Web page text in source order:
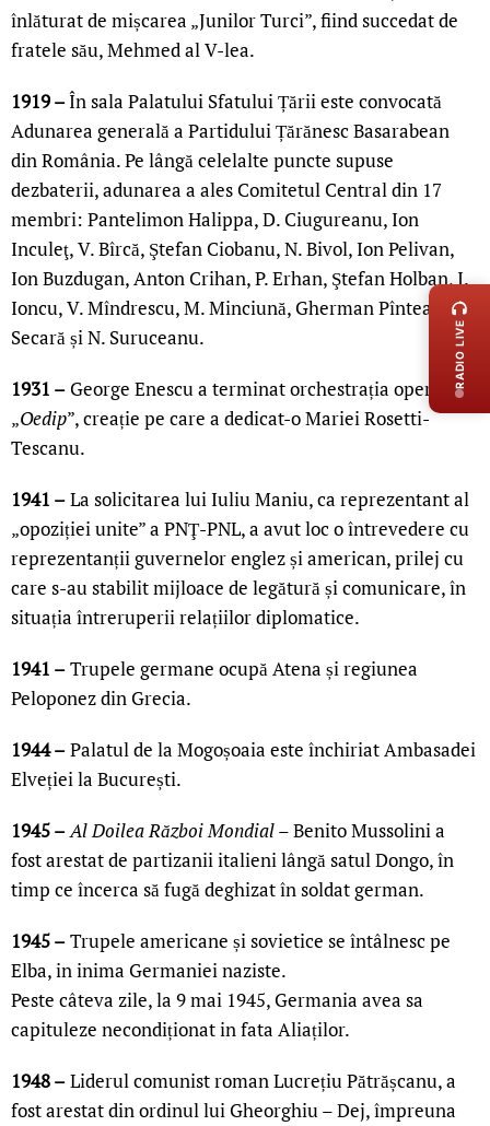
înlăturat de mișcarea „Junilor Turci”, fiind succedat de
fratele său, Mehmed al V-lea.
1919 –În sala Palatului Sfatului Țării este convocată
Adunarea generală a Partidului Țărănesc Basarabean
din România. Pe lângă celelalte puncte supuse
dezbaterii, adunarea a ales Comitetul Central din 17
membri: Pantelimon Halippa, D. Ciugureanu, Ion
Inculeţ, V. Bîrcă, Ştefan Ciobanu, N. Bivol, Ion Pelivan,
Ion Buzdugan, Anton Crihan, P. Erhan, Ştefan Holban, I.
Ioncu, V. Mîndrescu, M. Minciună, Gherman Pîntea, N.
Secară și N. Suruceanu.
1931 – George Enescu a terminat orchestrația operei
„Oedip”, creație pe care a dedicat-o Mariei Rosetti-
Tescanu.
1941 –La solicitarea lui Iuliu Maniu, ca reprezentant al
„opoziției unite” a PNŢ-PNL, a avut loc o întrevedere cu
reprezentanții guvernelor englez și american, prilej cu
care s-au stabilit mijloace de legătură și comunicare, în
situația întreruperii relațiilor diplomatice.
1941 –Trupele germane ocupă Atena și regiunea
Peloponez din Grecia.
1944 –Palatul de la Mogoșoaia este închiriat Ambasadei
Elveției la București.
1945 –Al Doilea Război Mondial –Benito Mussolini a
fost arestat de partizanii italieni lângă satul Dongo, în
timp ce încerca să fugă deghizat în soldat german.
1945 –Trupele americane și sovietice se întâlnesc pe
Elba, in inima Germaniei naziste.
Peste câteva zile, la 9 mai 1945, Germania avea sa
capituleze necondiționat in fata Aliaților.
1948 –Liderul comunist roman Lucrețiu Pătrășcanu, a
fost arestat din ordinul lui Gheorghiu – Dej, împreuna
RADIO LIVE